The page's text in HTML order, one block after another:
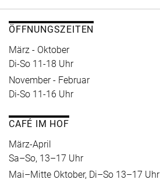
ÖFFNUNGSZEITEN
März - Oktober
Di-So 11-18 Uhr
November - Februar
Di-So 11-16 Uhr
CAFÉ IM HOF
März-April
Sa–So, 13–17 Uhr
Mai–Mitte Oktober, Di–So 13–17 Uhr